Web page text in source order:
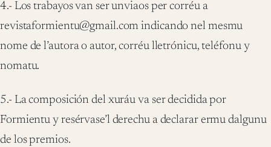
4.- Los trabayos van ser unviaos per corréu a
revistaformientu@gmail.com indicando nel mesmu
nome de l’autora o autor, corréu lletrónicu, teléfonu y
nomatu.
5.- La composición del xuráu va ser decidida por
Formientu y resérvase’l derechu a declarar ermu dalgunu
de los premios.